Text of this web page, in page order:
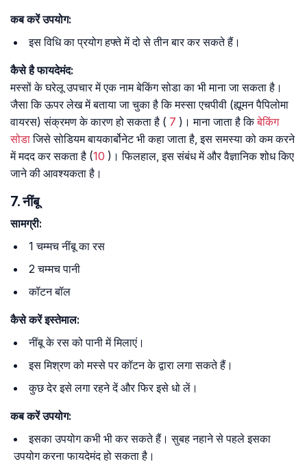
कब करें उपयोग:
इस विधि का प्रयोग हफ्ते में दो से तीन बार कर सकते हैं।
कैसे है फायदेमंद:
मस्सों के घरेलू उपचार में एक नाम बेकिंग सोडा का भी माना जा सकता है।
जैसा कि ऊपर लेख में बताया जा चुका है कि मस्सा एचपीवी (ह्यूमन पैपिलोमा
वायरस) संक्रमण के कारण हो सकता है ( 7 )। माना जाता है किबेकिंग
सोडाजिसे सोडियम बायकार्बोनेट भी कहा जाता है, इस समस्या को कम करने
में मदद कर सकता है (10 )। फिलहाल, इस संबंध में और वैज्ञानिक शोध किए
जाने की आवश्यकता है।
7. नींबू
सामग्री:
1 चम्मच नींबू का रस
2 चम्मच पानी
कॉटन बॉल
कैसे करें इस्तेमाल:
नींबू के रस को पानी में मिलाएं।
इस मिश्रण को मस्से पर कॉटन के द्वारा लगा सकते हैं।
कुछ देर इसे लगा रहने दें और फिर इसे धो लें।
कब करें उपयोग:
इसका उपयोग कभी भी कर सकते हैं। सुबह नहाने से पहले इसका
उपयोग करना फायदेमंद हो सकता है।